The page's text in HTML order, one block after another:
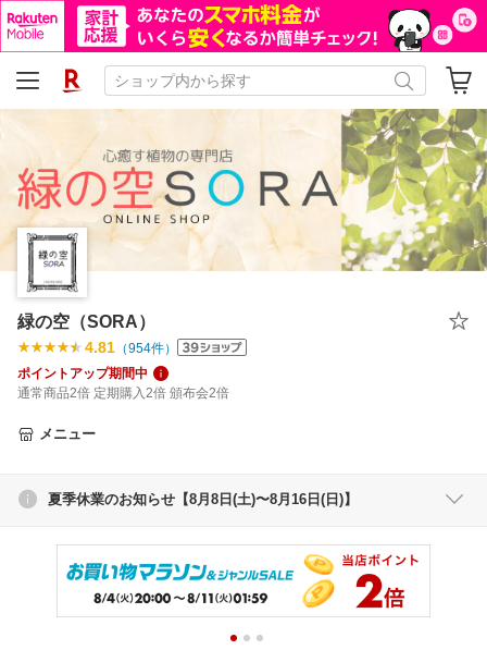
緑の空（SORA）
4.81 （954件）
ポイントアップ期間中
通常商品2倍 定期購入2倍 頒布会2倍
メニュー
夏季休業のお知らせ【8月8日(土)〜8月16日(日)】